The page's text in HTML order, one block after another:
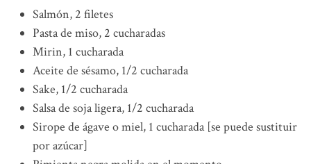
Salmón, 2 filetes
Pasta de miso, 2 cucharadas
Mirin, 1 cucharada
Aceite de sésamo, 1/2 cucharada
Sake, 1/2 cucharada
Salsa de soja ligera, 1/2 cucharada
Sirope de ágave o miel, 1 cucharada [se puede sustituir
por azúcar]